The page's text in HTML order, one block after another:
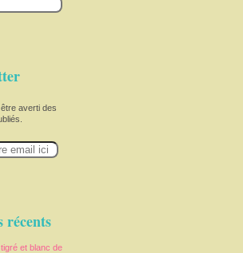
averti des
récents
et blanc de